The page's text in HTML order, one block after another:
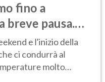
fino a
breve pausa.
e l'inizio della
ci condurrà al
molto